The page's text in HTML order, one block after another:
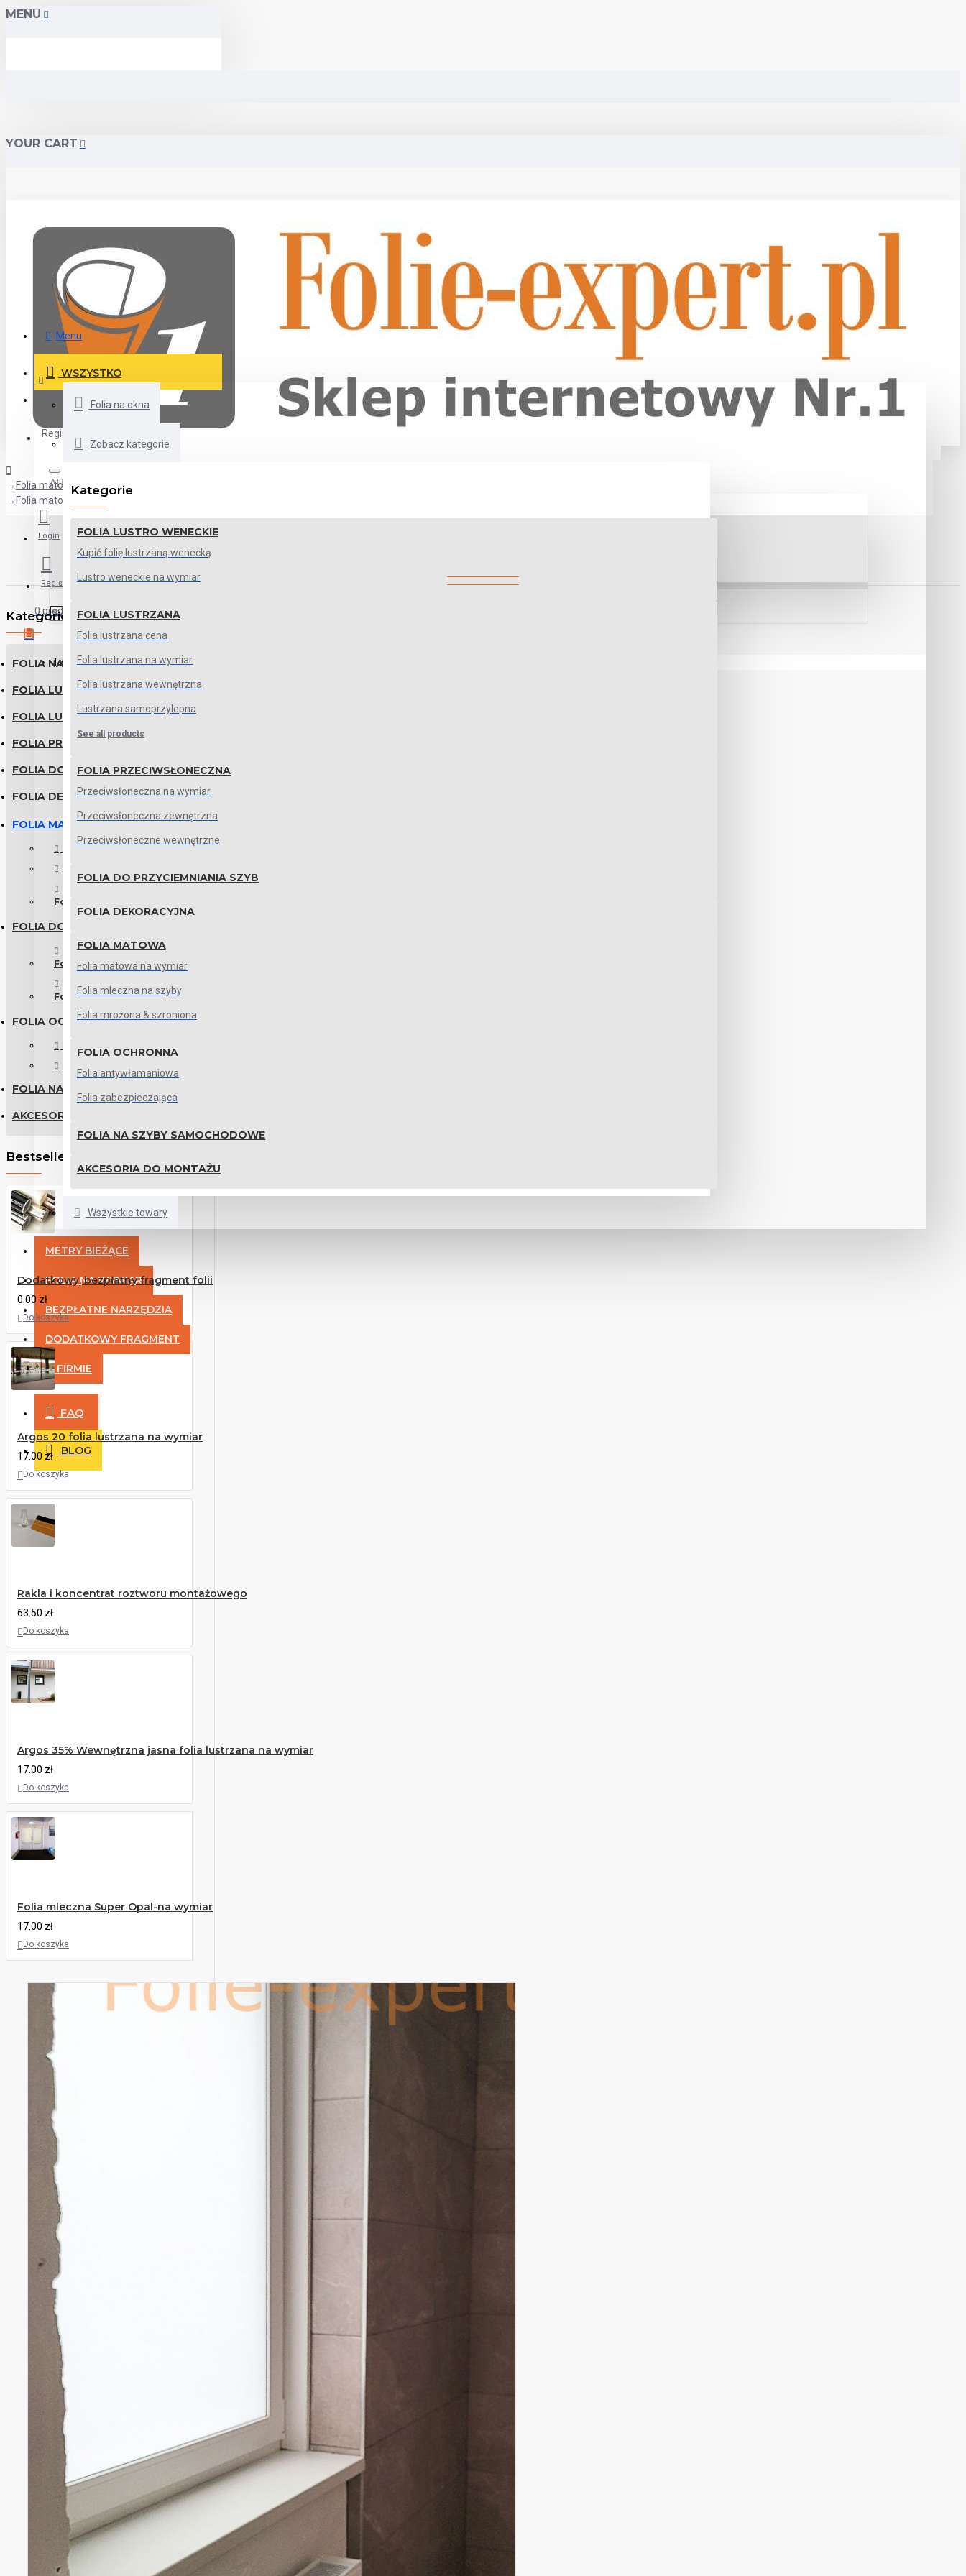
MENU
YOUR CART
All
All
AKCESORIA DO MONTAŻU
Login
Register
0 produkt(ów) - 0.00 zł
Twój koszyk zakupów jest pusty!
Menu
WSZYSTKO
Folia na okna
Zobacz kategorie
Kategorie
FOLIA LUSTRO WENECKIE
Kupić folię lustrzaną wenecką
Lustro weneckie na wymiar
FOLIA LUSTRZANA
Folia lustrzana cena
Folia lustrzana na wymiar
Folia lustrzana wewnętrzna
Lustrzana samoprzylepna
See all products
FOLIA PRZECIWSŁONECZNA
Przeciwsłoneczna na wymiar
Przeciwsłoneczna zewnętrzna
Przeciwsłoneczne wewnętrzne
FOLIA DO PRZYCIEMNIANIA SZYB
FOLIA DEKORACYJNA
FOLIA MATOWA
Folia matowa na wymiar
Folia mleczna na szyby
Folia mrożona & szroniona
FOLIA OCHRONNA
Folia antywłamaniowa
Folia zabezpieczająca
FOLIA NA SZYBY SAMOCHODOWE
AKCESORIA DO MONTAŻU
Wszystkie towary
METRY BIEŻĄCE
FOLIA NA WYMIAR
BEZPŁATNE NARZĘDZIA
DODATKOWY FRAGMENT
O FIRMIE
FAQ
BLOG
Register
Folia matowa
Folia matowa do łazienki-Opal na wymiar
Kategorie
FOLIA NA OKNA
FOLIA LUSTRO WENECKIE
FOLIA LUSTRZANA
FOLIA PRZECIWSŁONECZNA
FOLIA DO PRZYCIEMNIANIA SZYB
FOLIA DEKORACYJNA
FOLIA MATOWA
Folia matowa na wymiar
Folia mrożona & szroniona
FOLIA DO LAZIENKI
Folia do łazienki na wymiar
Folie matowe do łazienki
FOLIA OCHRONNA
FOLIA NA SZYBY SAMOCHODOWE
AKCESORIA DO MONTAŻU
Bestsellers
Dodatkowy, bezpłatny fragment folii
0.00 zł
Do koszyka
Argos 20 folia lustrzana na wymiar
17.00 zł
Do koszyka
Rakla i koncentrat roztworu montażowego
63.50 zł
Do koszyka
Argos 35% Wewnętrzna jasna folia lustrzana na wymiar
17.00 zł
Do koszyka
Folia mleczna Super Opal-na wymiar
17.00 zł
Do koszyka